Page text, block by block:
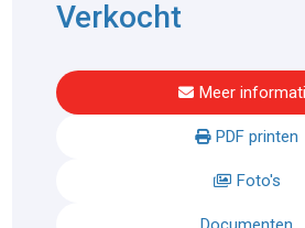
Verkocht
Meer
PDF printen
Foto's